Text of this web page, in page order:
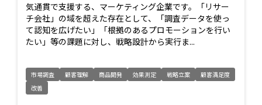
気通貫で支援する、マーケティング企業です。「リサー
チ会社」の域を超えた存在として、「調査データを使っ
て認知を広げたい」「根拠のあるプロモーションを行い
たい」等の課題に対し、戦略設計から実行ま...
市場調査 顧客理解 商品開発 効果測定 戦略立案
顧客満足度
改善